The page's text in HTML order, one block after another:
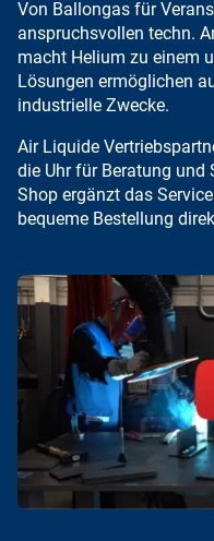
Von Ballongas für
anspruchsvollen techn.
macht Helium zu einem
Lösungen ermöglichen
industrielle Zwecke.
Air Liquide
die Uhr für Beratung und
Shop ergänzt das
bequeme Bestellung